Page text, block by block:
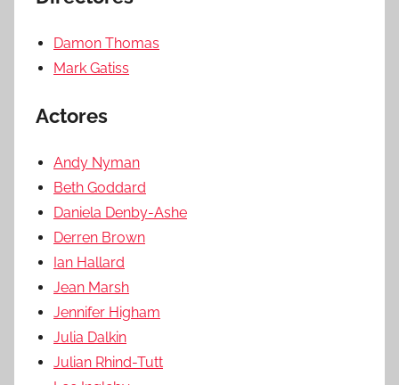
Damon Thomas
Mark Gatiss
Actores
Andy Nyman
Beth Goddard
Daniela Denby-Ashe
Derren Brown
Ian Hallard
Jean Marsh
Jennifer Higham
Julia Dalkin
Julian Rhind-Tutt